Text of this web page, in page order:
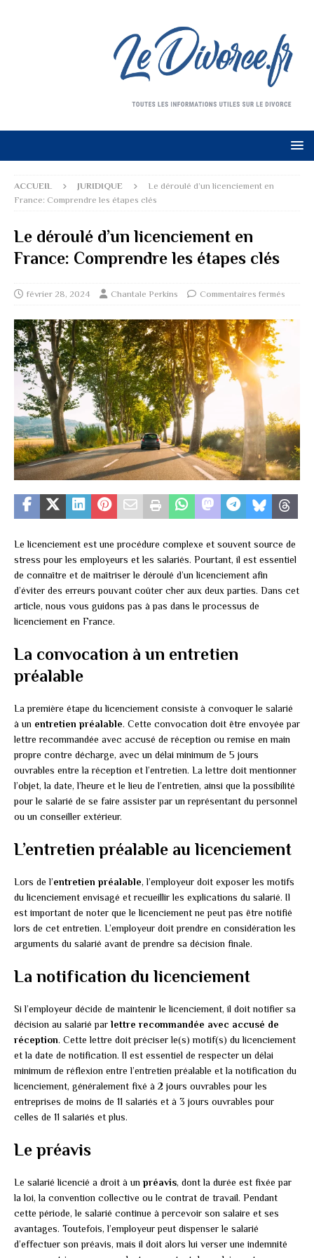
ACCUEIL JURIDIQUE
Le déroulé d’un licenciement en
France: Comprendre les étapes clés
Le déroulé d’un licenciement en
France: Comprendre les étapes clés
février 28, 2024 Chantale Perkins Commentaires fermés
Le licenciement est une procédure complexe et souvent source de
stress pour les employeurs et les salariés. Pourtant, il est essentiel
de connaître et de maîtriser le déroulé d’un licenciement afin
d’éviter des erreurs pouvant coûter cher aux deux parties. Dans cet
article, nous vous guidons pas à pas dans le processus de
licenciement en France.
La convocation à un entretien
préalable
La première étape du licenciement consiste à convoquer le salarié
à un entretien préalable. Cette convocation doit être envoyée par
lettre recommandée avec accusé de réception ou remise en main
propre contre décharge, avec un délai minimum de 5 jours
ouvrables entre la réception et l’entretien. La lettre doit mentionner
l’objet, la date, l’heure et le lieu de l’entretien, ainsi que la possibilité
pour le salarié de se faire assister par un représentant du personnel
ou un conseiller extérieur.
L’entretien préalable au licenciement
Lors de l’entretien préalable, l’employeur doit exposer les motifs
du licenciement envisagé et recueillir les explications du salarié. Il
est important de noter que le licenciement ne peut pas être notifié
lors de cet entretien. L’employeur doit prendre en considération les
arguments du salarié avant de prendre sa décision finale.
La notification du licenciement
Si l’employeur décide de maintenir le licenciement, il doit notifier sa
décision au salarié par lettre recommandée avec accusé de
réception. Cette lettre doit préciser le(s) motif(s) du licenciement
et la date de notification. Il est essentiel de respecter un délai
minimum de réflexion entre l’entretien préalable et la notification du
licenciement, généralement fixé à 2 jours ouvrables pour les
entreprises de moins de 11 salariés et à 3 jours ouvrables pour
celles de 11 salariés et plus.
Le préavis
Le salarié licencié a droit à un préavis, dont la durée est fixée par
la loi, la convention collective ou le contrat de travail. Pendant
cette période, le salarié continue à percevoir son salaire et ses
avantages. Toutefois, l’employeur peut dispenser le salarié
d’effectuer son préavis, mais il doit alors lui verser une indemnité